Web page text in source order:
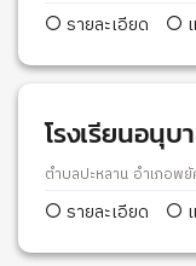
รายละเอียด
โรงเรียนอนุบ
ตำบลปะหลาน อำเภอพ
รายละเอียด